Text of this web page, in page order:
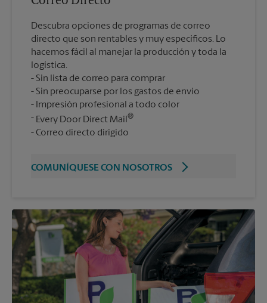
Descubra opciones de programas de correo
directo que son rentables y muy específicos. Lo
hacemos fácil al manejar la producción y toda la
logística.
Sin lista de correo para comprar
Sin preocuparse por los gastos de envío
Impresión profesional a todo color
Every Door Direct Mail ®
Correo directo dirigido
COMUNÍQUESE CON NOSOTROS